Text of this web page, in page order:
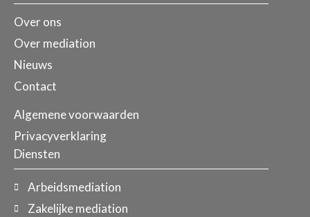
Over ons
Over mediation
Nieuws
Contact
Algemene voorwaarden
Privacyverklaring
Diensten
Arbeidsmediation
Zakelijke mediation